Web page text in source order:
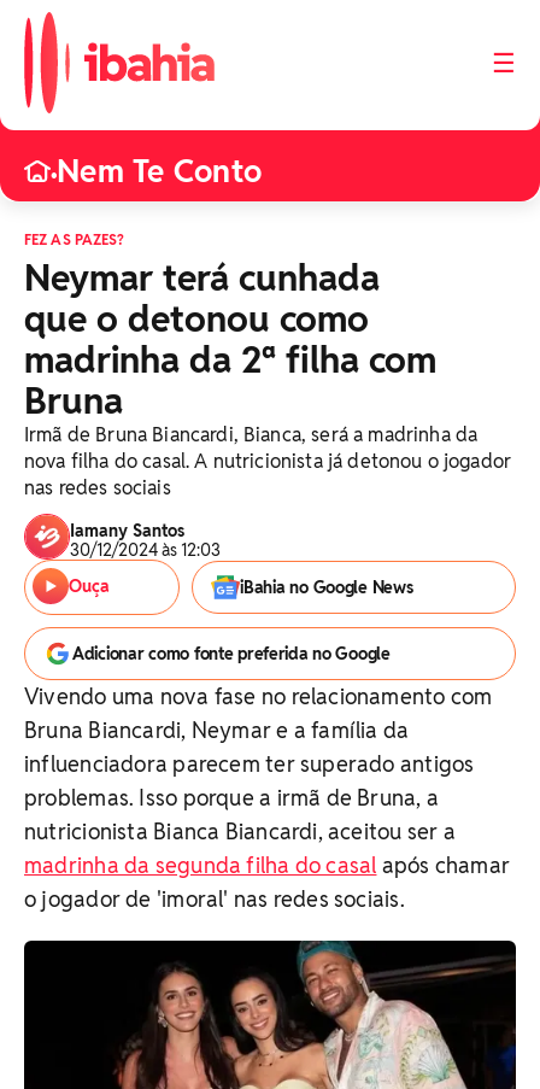
☰
•Nem Te Conto
FEZ AS PAZES?
Neymar terá cunhada
que o detonou como
madrinha da 2ª filha com
Bruna
Irmã de Bruna Biancardi, Bianca, será a madrinha da
nova filha do casal. A nutricionista já detonou o jogador
nas redes sociais
Iamany Santos
30/12/2024 às 12:03
Ouça
iBahia no Google News
Adicionar como fonte preferida no Google
Vivendo uma nova fase no relacionamento com
Bruna Biancardi, Neymar e a família da
influenciadora parecem ter superado antigos
problemas. Isso porque a irmã de Bruna, a
nutricionista Bianca Biancardi, aceitou ser a
madrinha da segunda filha do casal após chamar
o jogador de 'imoral' nas redes sociais.